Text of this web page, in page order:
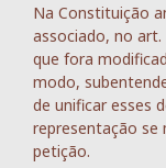
Na Constituição
associado, no
que fora
modo,
de unificar esses
representação se
petição.